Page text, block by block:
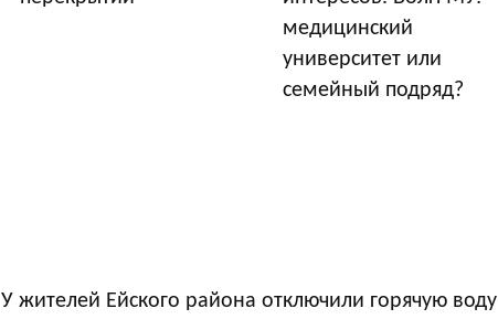
медицинский
университет или
семейный подряд?
У жителей Ейского района отключили горячую воду